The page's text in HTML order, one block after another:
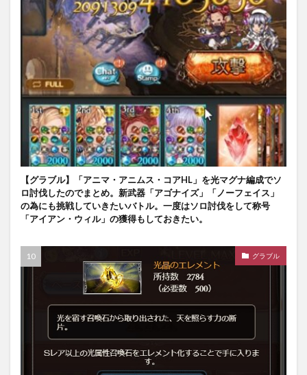
【グラブル】「アニマ・アニムス・コアHL」を光マグナ編成でソ
ロ討伐したのでまとめ。新武器「アゴナイズ」「ノーフェイス」
の為にも挑戦していきたいバトル。一度はソロ討伐をして称号
「アイアン・ウィル」の獲得もしておきたい。
グラブル